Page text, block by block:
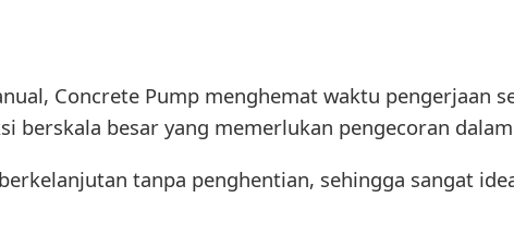
Concrete Pump menghemat waktu pengerjaan
berskala besar yang memerlukan pengecoran
tanpa penghentian, sehingga sangat